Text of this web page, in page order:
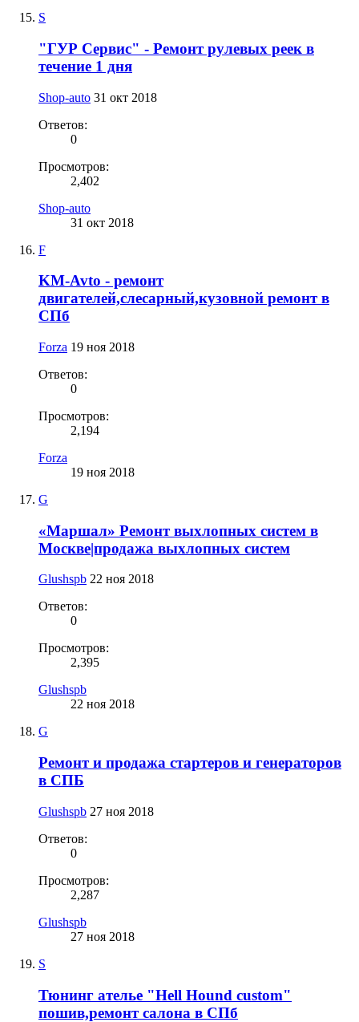
S
"ГУР Сервис" - Ремонт рулевых реек в
течение 1 дня
Shop-auto 31 окт 2018
Ответов:
0
Просмотров:
2,402
Shop-auto
31 окт 2018
F
KM-Avto - ремонт
двигателей,слесарный,кузовной ремонт в
СПб
Forza 19 ноя 2018
Ответов:
0
Просмотров:
2,194
Forza
19 ноя 2018
G
«Маршал» Ремонт выхлопных систем в
Москве|продажа выхлопных систем
Glushspb 22 ноя 2018
Ответов:
0
Просмотров:
2,395
Glushspb
22 ноя 2018
G
Ремонт и продажа стартеров и генераторов
в СПБ
Glushspb 27 ноя 2018
Ответов:
0
Просмотров:
2,287
Glushspb
27 ноя 2018
S
Тюнинг ателье "Hell Hound custom"
пошив,ремонт салона в СПб